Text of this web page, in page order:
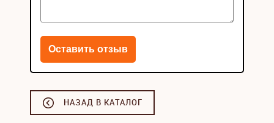
НАЗАД В КАТАЛОГ